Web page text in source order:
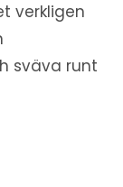
verkligen
sväva runt